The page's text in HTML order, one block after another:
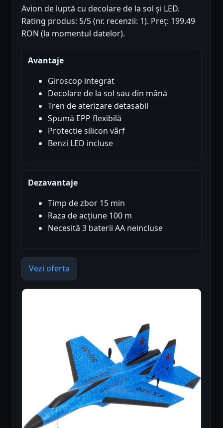
Avion de luptă cu decolare de la sol și LED.
Rating produs: 5/5 (nr. recenzii: 1). Preț: 199.49
RON (la momentul datelor).
Avantaje
Giroscop integrat
Decolare de la sol sau din mână
Tren de aterizare detasabil
Spumă EPP flexibilă
Protectie silicon vârf
Benzi LED incluse
Dezavantaje
Timp de zbor 15 min
Raza de acțiune 100 m
Necesită 3 baterii AA neincluse
Vezi oferta